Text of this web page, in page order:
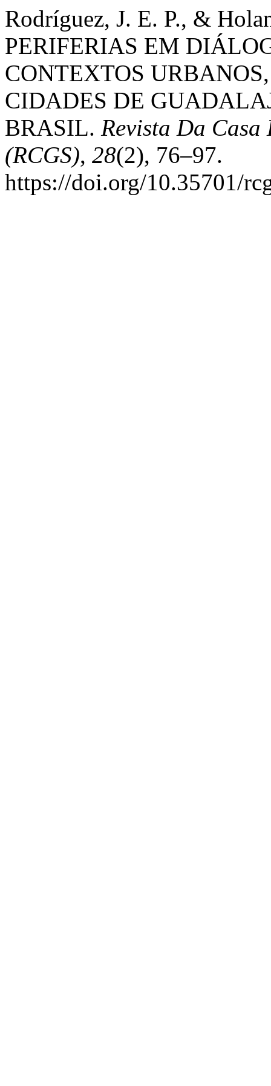
Rodríguez, J. E. P., &
PERIFERIAS EM
CONTEXTOS
CIDADES DE
BRASIL. Revista Da
(RCGS), 28(2), 76–97.
https://doi.org/10.35701/